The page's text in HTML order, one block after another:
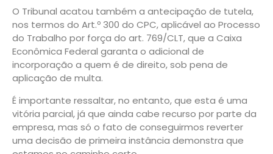
O Tribunal acatou também a antecipação de tutela,
nos termos do Art.º 300 do CPC, aplicável ao Processo
do Trabalho por força do art. 769/CLT, que a Caixa
Econômica Federal garanta o adicional de
incorporação a quem é de direito, sob pena de
aplicação de multa.
É importante ressaltar, no entanto, que esta é uma
vitória parcial, já que ainda cabe recurso por parte da
empresa, mas só o fato de conseguirmos reverter
uma decisão de primeira instância demonstra que